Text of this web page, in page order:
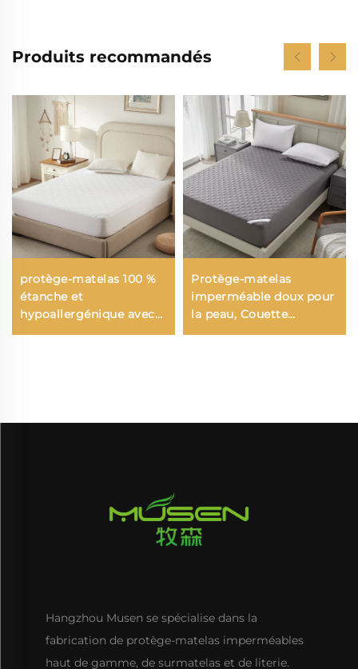
Produits recommandés
protège-matelas 100 %
étanche et
hypoallergénique avec
Protège-matelas
imperméable doux pour
la peau, Couette
Hangzhou Musen se spécialise dans la
fabrication de protège-matelas imperméables
haut de gamme, de surmatelas et de literie.